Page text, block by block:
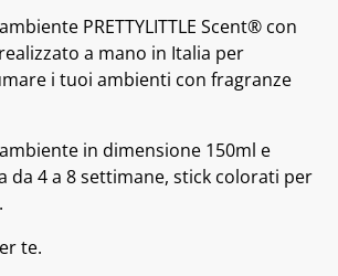
PRETTYLITTLE Scent® con
a mano in Italia per
i tuoi ambienti con fragranze
in dimensione 150ml e
da 4 a 8 settimane, stick colorati per
te.